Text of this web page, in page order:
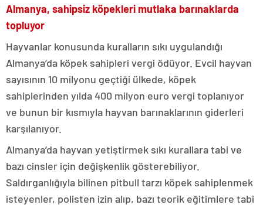
Almanya, sahipsiz köpekleri mutlaka barınaklarda
topluyor
Hayvanlar konusunda kuralların sıkı uygulandığı
Almanya’da köpek sahipleri vergi ödüyor. Evcil hayvan
sayısının 10 milyonu geçtiği ülkede, köpek
sahiplerinden yılda 400 milyon euro vergi toplanıyor
ve bunun bir kısmıyla hayvan barınaklarının giderleri
karşılanıyor.
Almanya’da hayvan yetiştirmek sıkı kurallara tabi ve
bazı cinsler için değişkenlik gösterebiliyor.
Saldırganlığıyla bilinen pitbull tarzı köpek sahiplenmek
isteyenler, polisten izin alıp, bazı teorik eğitimlere tabi